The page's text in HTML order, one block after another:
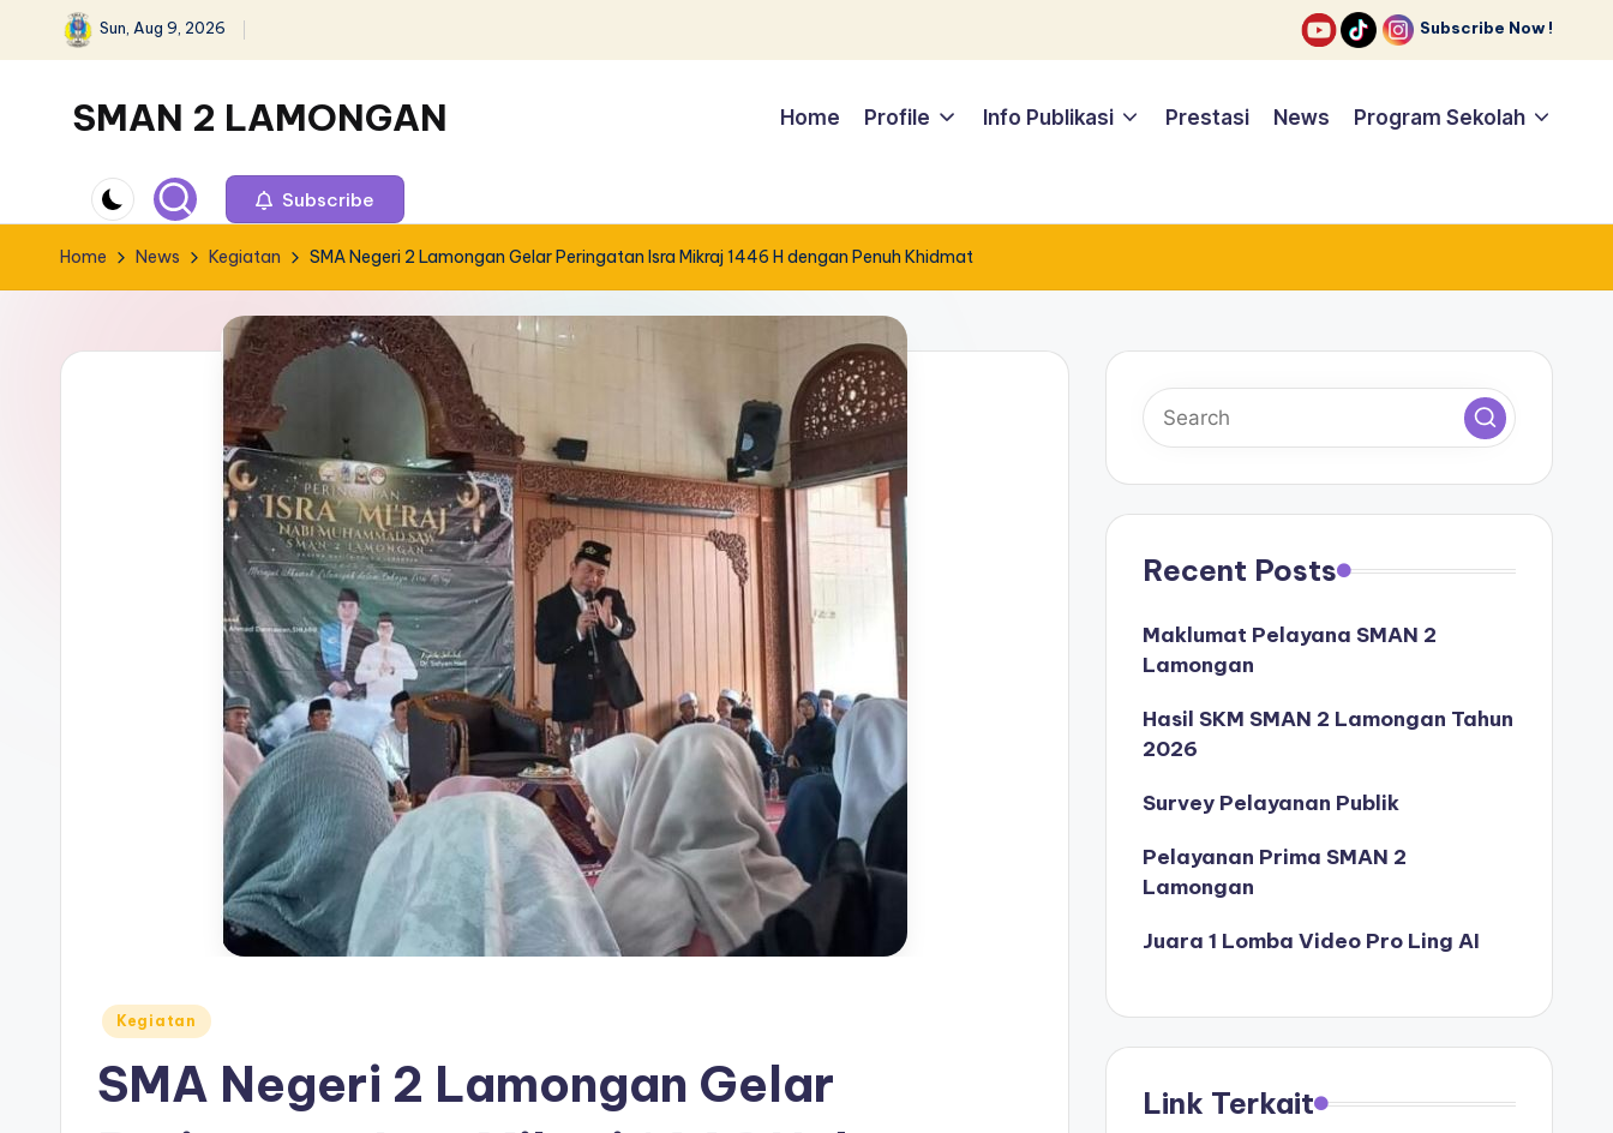
Skip
content
Sun, Aug 9, 2026 Subscribe Now !
SMAN 2 LAMONGAN Home Profile Info Publikasi Prestasi News Program Sekolah
Subscribe
Home News Kegiatan SMA Negeri 2 Lamongan Gelar Peringatan Isra Mikraj 1446 H dengan Penuh Khidmat
Posted
Kegiatan
SMA Negeri 2 Lamongan Gelar
Recent Posts
Maklumat Pelayana SMAN 2
Lamongan
Hasil SKM SMAN 2 Lamongan Tahun
2026
Survey Pelayanan Publik
Pelayanan Prima SMAN 2
Lamongan
Juara 1 Lomba Video Pro Ling AI
Link Terkait